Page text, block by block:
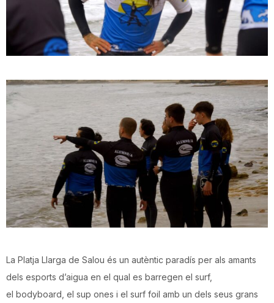
La Platja Llarga de Salou és un autèntic paradís per als amants
dels esports d’aigua en el qual es barregen el surf,
el bodyboard, el sup ones i el surf foil amb un dels seus grans